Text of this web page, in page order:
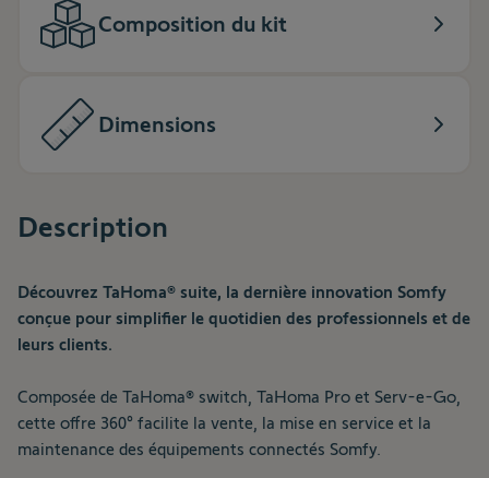
Composition du kit
Dimensions
Description
Découvrez TaHoma® suite, la dernière innovation Somfy
conçue pour simplifier le quotidien des professionnels et de
leurs clients.
Composée de TaHoma® switch, TaHoma Pro et Serv-e-Go,
cette offre 360° facilite la vente, la mise en service et la
maintenance des équipements connectés Somfy.